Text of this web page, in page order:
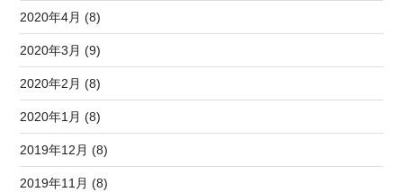
2020年4月 (8)
2020年3月 (9)
2020年2月 (8)
2020年1月 (8)
2019年12月 (8)
2019年11月 (8)